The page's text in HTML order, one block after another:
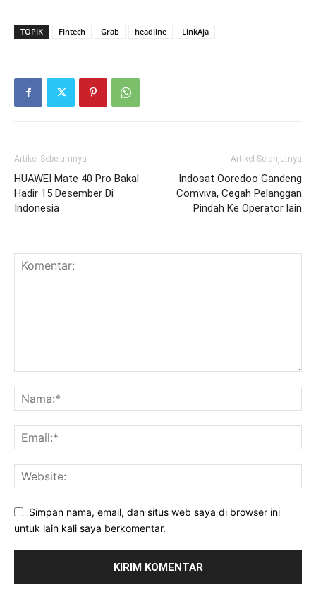
TOPIK Fintech Grab headline LinkAja
Artikel Sebelumnya
HUAWEI Mate 40 Pro Bakal
Hadir 15 Desember Di
Indonesia
Artikel Selanjutnya
Indosat Ooredoo Gandeng
Comviva, Cegah Pelanggan
Pindah Ke Operator lain
Simpan nama, email, dan situs web saya di browser ini
untuk lain kali saya berkomentar.